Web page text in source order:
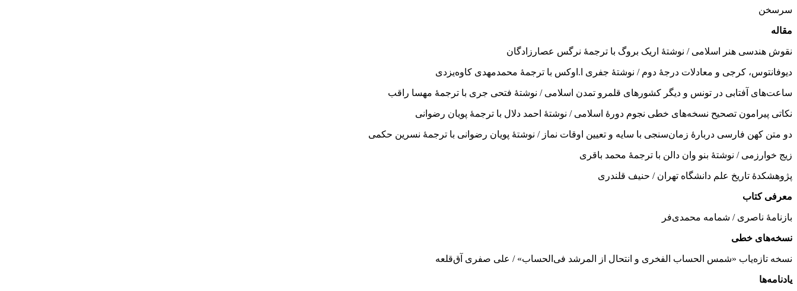
سرسخن
مقاله
نقوش هندسی هنر اسلامی / نوشتۀ اریک بروگ با ترجمۀ نرگس عصارزادگان
دیوفانتوس، کرجی و‌ معادلات درجۀ دوم / نوشتۀ جفری ا.اوکس با ترجمۀ محمدمهدی کاوه‌یزدی
ساعت‌های آفتابی در تونس و دیگر کشورهای قلمرو تمدن اسلامی / نوشتۀ فتحی جری با ترجمۀ مهسا راقب
نکاتی پیرامون تصحیح نسخه‌های خطی نجوم دورۀ اسلامی / نوشتۀ احمد دلال با ترجمۀ پویان رضوانی
دو متن کهن فارسی دربارۀ زمان‌سنجی با سایه و تعیین اوقات نماز / نوشتۀ پویان رضوانی با ترجمۀ نسرین حکمی
زیج خوارزمی / نوشتۀ بنو وان دالن با ترجمۀ محمد باقری
پژوهشکدۀ تاریخ علم دانشگاه تهران / حنیف قلندری
معرفی کتاب
بازنامۀ ناصری / شمامه محمدی‌فر
نسخه‌های خطی
نسخه تازه‌یاب «شمس‌ الحساب الفخری و انتحال از المرشد فی‌الحساب» / علی صفری آق‌قلعه
یادنامه‌ها